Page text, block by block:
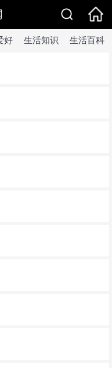
好 生活知识 生活百科